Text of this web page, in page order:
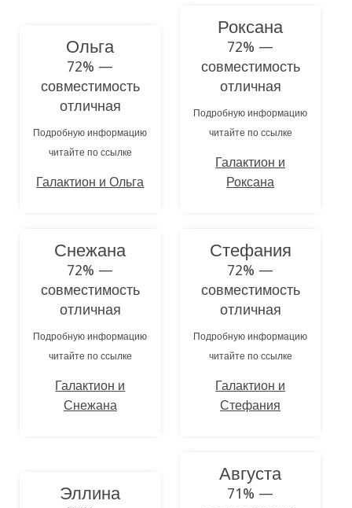
Ольга
72% —
совместимость
отличная
Подробную информацию
читайте по ссылке
Галактион и Ольга
Роксана
72% —
совместимость
отличная
Подробную информацию
читайте по ссылке
Галактион и
Роксана
Снежана
72% —
совместимость
отличная
Подробную информацию
читайте по ссылке
Галактион и
Снежана
Стефания
72% —
совместимость
отличная
Подробную информацию
читайте по ссылке
Галактион и
Стефания
Эллина
Августа
71% —